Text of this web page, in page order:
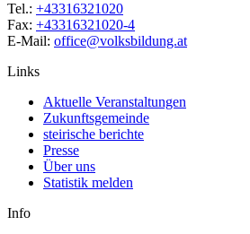
Tel.: +43316321020
Fax: +43316321020-4
E-Mail: office@volksbildung.at
Links
Aktuelle Veranstaltungen
Zukunftsgemeinde
steirische berichte
Presse
Über uns
Statistik melden
Info